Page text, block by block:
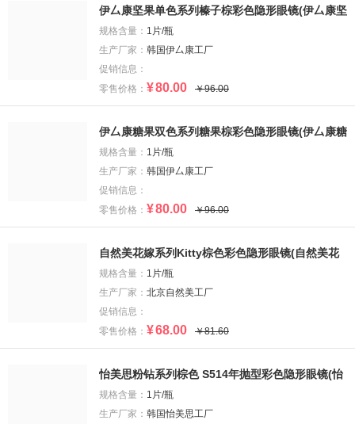
伊厶康坚果单色系列榛子棕彩色隐形眼镜(伊厶康坚
果单色系列榛子棕彩色隐形眼镜)
规格含量： 1片/瓶
生产厂家： 韩国伊厶康工厂
促销信息：
零售价格： ¥80.00 ￥96.00
伊厶康糖果双色系列糖果棕彩色隐形眼镜(伊厶康糖
果双色系列糖果棕彩色隐形眼镜)
规格含量： 1片/瓶
生产厂家： 韩国伊厶康工厂
促销信息：
零售价格： ¥80.00 ￥96.00
自然美花嫁系列Kitty棕色彩色隐形眼镜(自然美花
嫁系列Kitty棕色彩色隐形眼镜)
规格含量： 1片/瓶
生产厂家： 北京自然美工厂
促销信息：
零售价格： ¥68.00 ￥81.60
怡美思粉钻系列棕色 S514年抛型彩色隐形眼镜(怡
美思粉钻系列棕色 S514年抛型彩色隐形眼镜)
规格含量： 1片/瓶
生产厂家： 韩国怡美思工厂